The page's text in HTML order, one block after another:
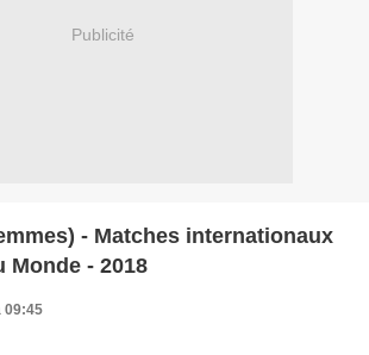
Publicité
- Matches internationaux
Monde - 2018
09:45